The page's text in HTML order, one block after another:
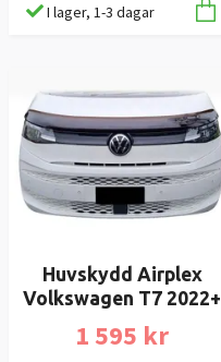
I lager, 1-3 dagar
Huvskydd Airplex
Volkswagen T7 2022+
1 595 kr